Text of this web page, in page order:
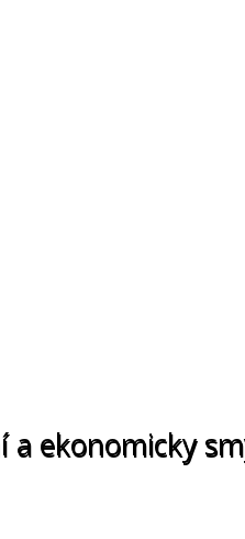
a ekonomicky